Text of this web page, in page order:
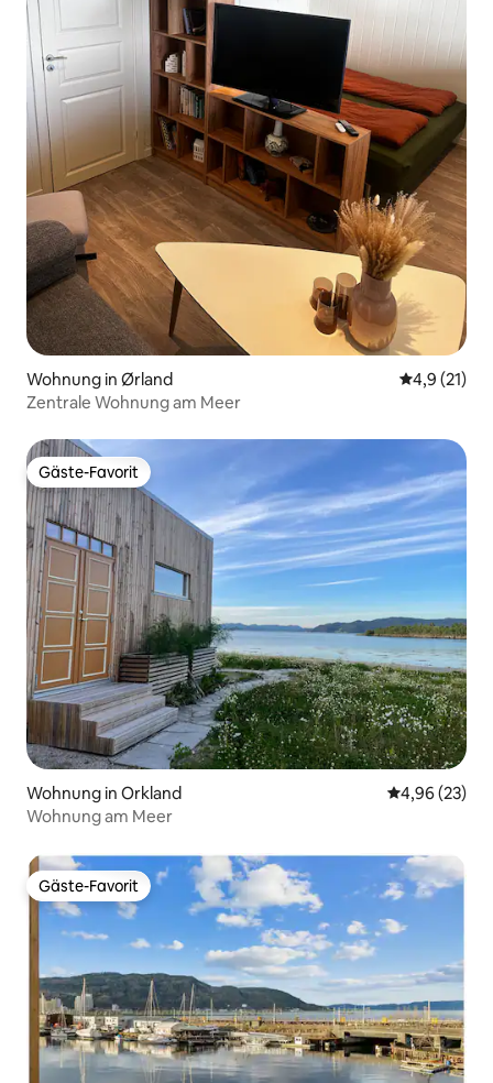
Wohnung in Ørland
4,9 (21)
Zentrale Wohnung am Meer
Gäste-Favorit
Gäste-Favorit
Wohnung in Orkland
4,96 (23)
Wohnung am Meer
Gäste-Favorit
Gäste-Favorit